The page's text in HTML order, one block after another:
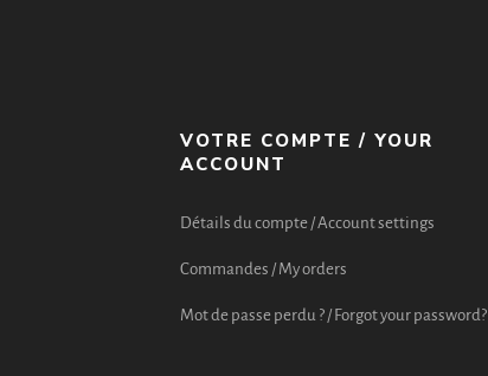
VOTRE COMPTE / YOUR
ACCOUNT
Détails du compte / Account settings
Commandes / My orders
Mot de passe perdu ? / Forgot your password?